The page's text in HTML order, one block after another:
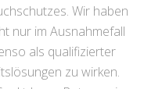
Wir haben
nur im Ausnahmefall
als qualifizierter
zu wirken.